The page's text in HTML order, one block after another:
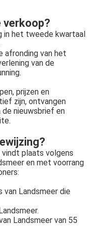
verkoop?
in het tweede kwartaal
afronding van het
van de
prijzen en
zijn, ontvangen
nieuwsbrief en
vindt plaats volgens
en met voorrang
van Landsmeer die
Landsmeer van 55